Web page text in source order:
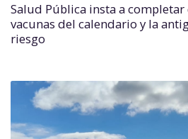
Salud Pública insta a
vacunas del calendario y la
riesgo